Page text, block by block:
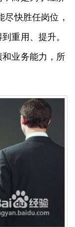
快胜任岗位，
重用、提升。
业务能力，所